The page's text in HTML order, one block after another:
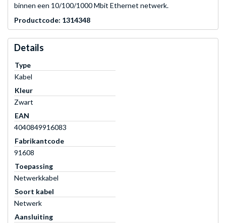
binnen een 10/100/1000 Mbit Ethernet netwerk.
Productcode: 1314348
Details
Type
Kabel
Kleur
Zwart
EAN
4040849916083
Fabrikantcode
91608
Toepassing
Netwerkkabel
Soort kabel
Netwerk
Aansluiting